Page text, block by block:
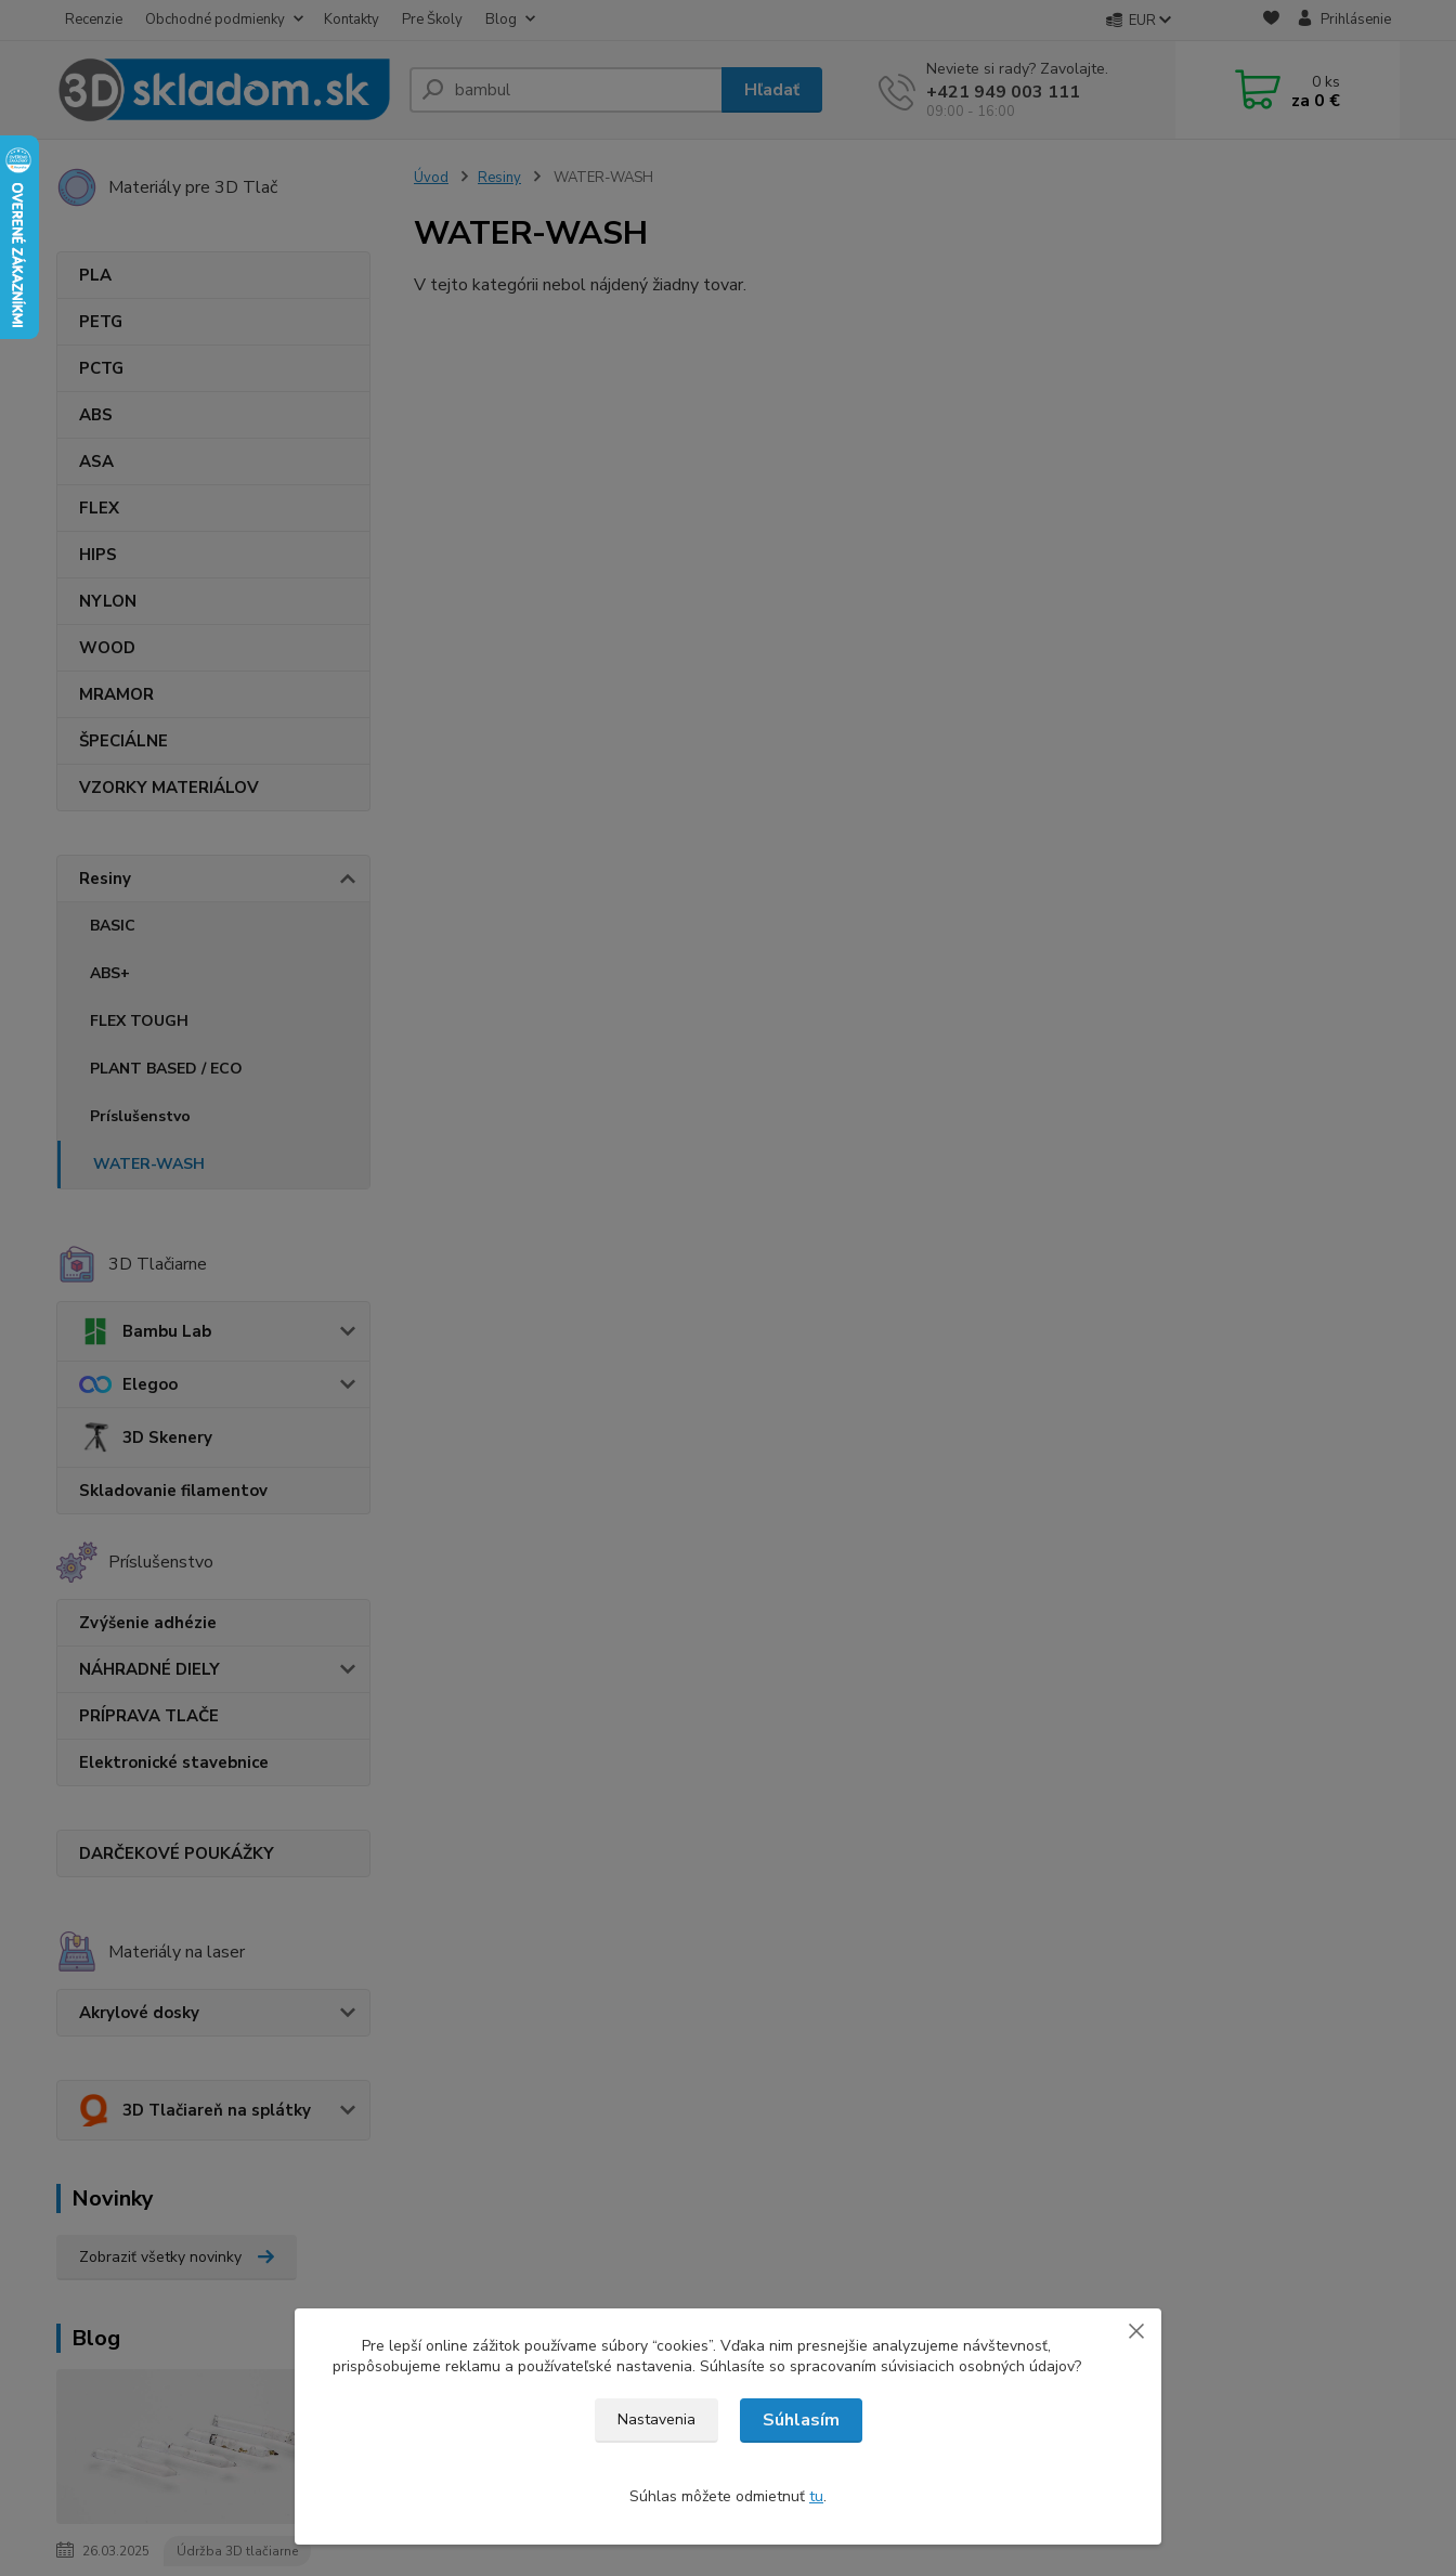
Recenzie Obchodné podmienky Kontakty Pre Školy Blog EUR Prihlásenie
Hľadať
Neviete si rady? Zavolajte.
+421 949 003 111
09:00 - 16:00
0 ks
za 0 €
Materiály pre 3D Tlač
PLA
PETG
PCTG
ABS
ASA
FLEX
HIPS
NYLON
WOOD
MRAMOR
ŠPECIÁLNE
VZORKY MATERIÁLOV
Resiny
BASIC
ABS+
FLEX TOUGH
PLANT BASED / ECO
Príslušenstvo
WATER-WASH
3D Tlačiarne
Bambu Lab
Elegoo
3D Skenery
Skladovanie filamentov
Príslušenstvo
Zvýšenie adhézie
NÁHRADNÉ DIELY
PRÍPRAVA TLAČE
Elektronické stavebnice
DARČEKOVÉ POUKÁŽKY
Materiály na laser
Akrylové dosky
3D Tlačiareň na splátky
Novinky
Zobraziť všetky novinky
Blog
26.03.2025 Údržba 3D tlačiarne
Úvod Resiny WATER-WASH
WATER-WASH
V tejto kategórii nebol nájdený žiadny tovar.
Pre lepší online zážitok používame súbory “cookies”. Vďaka nim presnejšie analyzujeme návštevnosť,
prispôsobujeme reklamu a používateľské nastavenia. Súhlasíte so spracovaním súvisiacich osobných údajov?
Nastavenia Súhlasím
Súhlas môžete odmietnuť tu.